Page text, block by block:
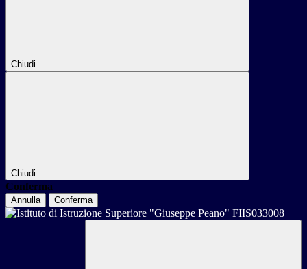
Chiudi
Chiudi
Conferma
Annulla Conferma